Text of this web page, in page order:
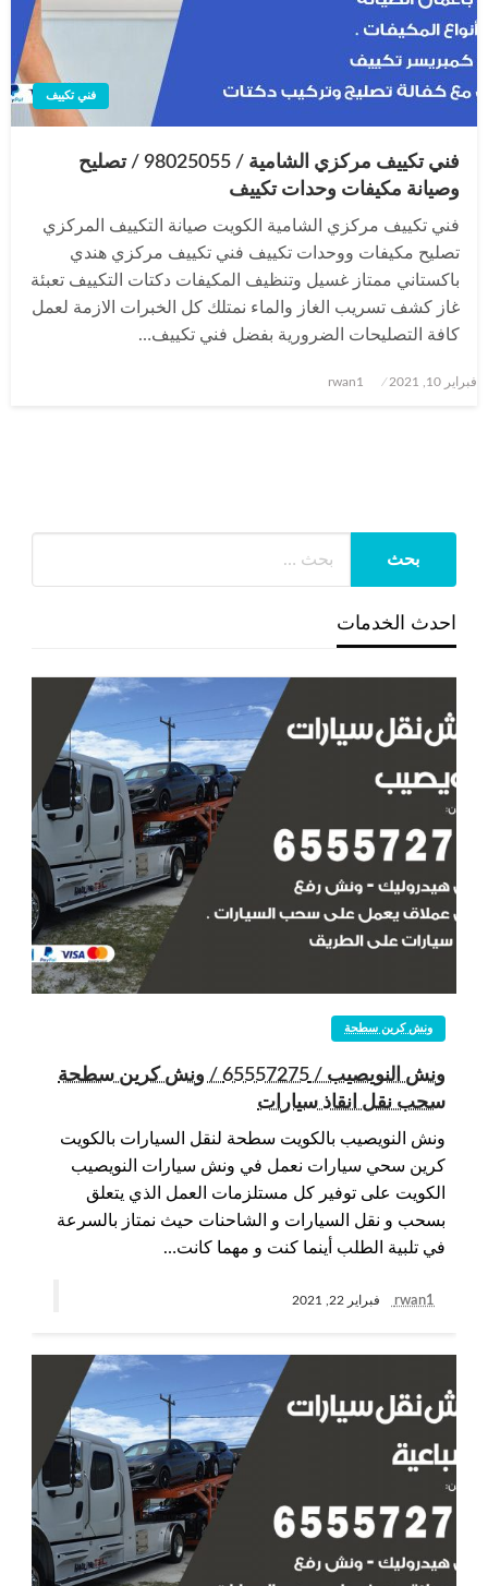
فني تكييف
فني تكييف مركزي الشامية / 98025055 / تصليح
وصيانة مكيفات وحدات تكييف
فني تكييف مركزي الشامية الكويت صيانة التكييف المركزي
تصليح مكيفات ووحدات تكييف فني تكييف مركزي هندي
باكستاني ممتاز غسيل وتنظيف المكيفات دكتات التكييف تعبئة
غاز كشف تسريب الغاز والماء نمتلك كل الخبرات الازمة لعمل
كافة التصليحات الضرورية بفضل فني تكييف…
نُشر
فبراير 10, 2021 rwan1
احدث الخدمات
ونش كرين سطحة
ونش النويصيب / 65557275 / ونش كرين سطحة
سحب نقل انقاذ سيارات
ونش النويصيب بالكويت سطحة لنقل السيارات بالكويت
كرين سحي سيارات نعمل في ونش سيارات النويصيب
الكويت على توفير كل مستلزمات العمل الذي يتعلق
بسحب و نقل السيارات و الشاحنات حيث نمتاز بالسرعة
في تلبية الطلب أينما كنت و مهما كانت…
rwan1 فبراير 22, 2021